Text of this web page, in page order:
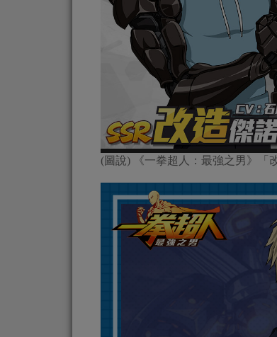
(圖說) 《一拳超人：最強之男》「